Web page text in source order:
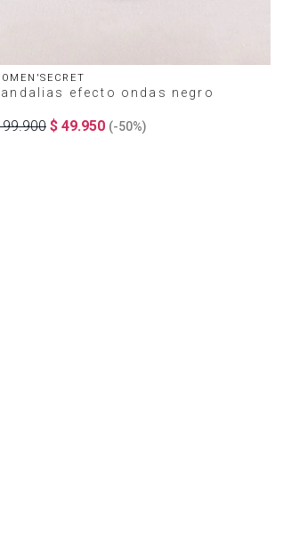
efecto ondas negro
99.900 $ 49.950 (-50%)